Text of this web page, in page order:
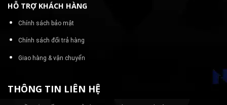
HỖ TRỢ KHÁCH HÀNG
Chính sách bảo mật
Chính sách đổi trả hàng
Giao hàng & vận chuyển
THÔNG TIN LIÊN HỆ